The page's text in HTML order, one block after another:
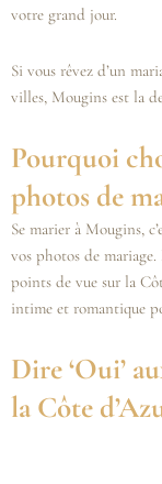
votre grand jour.
Si vous rêvez d’un
villes, Mougins est la
Pourquoi
photos de
Se marier à Mougins,
vos photos de
points de vue sur la
intime et romantique
Dire ‘Oui’
la Côte